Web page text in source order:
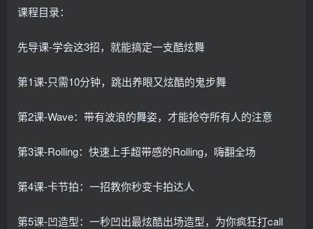
课程目录：
先导课-学会这3招，就能搞定一支酷炫舞
第1课-只需10分钟，跳出养眼又炫酷的鬼步舞
第2课-Wave：带有波浪的舞姿，才能抢夺所有人的注意
第3课-Rolling：快速上手超带感的Rolling，嗨翻全场
第4课-卡节拍：一招教你秒变卡拍达人
第5课-凹造型：一秒凹出最炫酷出场造型，为你疯狂打call